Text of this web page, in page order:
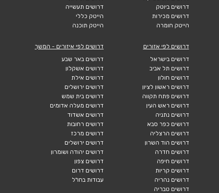
דרושים ביוטק
דרושים מכירות
הייטק חומרה
דרושים תעשייה
הייטק כללי
הייטק תוכנה
דרושים לפי אזורים
דרושים בישראל
דרושים תל אביב
דרושים חולון
דרושים ראשון לציון
דרושים פתח תקווה
דרושים ראש העין
דרושים נתניה
דרושים כפר סבא
דרושים הרצליה
דרושים הוד השרון
דרושים חדרה
דרושים חיפה
דרושים קריות
דרושים נהריה
דרושים טבריה
דרושים לפי איזורים - המשך
דרושים באר שבע
דרושים אשקלון
דרושים אילת
דרושים ירושלים
דרושים בית שמש
דרושים מעלה אדומים
דרושים אשדוד
דרושים רחובות
דרושים מרכז
דרושים ירושלים
דרושים יהודה ושומרון
דרושים צפון
דרושים דרום
עבודות בחו"ל